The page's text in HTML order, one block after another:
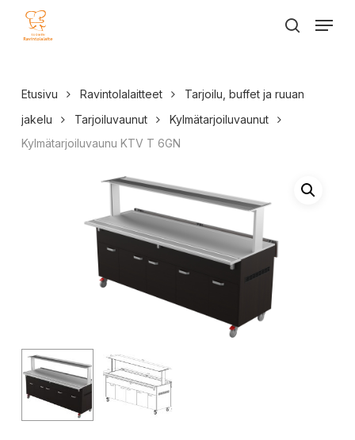
search
Menu
Etusivu Ravintolalaitteet
Tarjoilu, buffet ja ruuan
jakelu
Tarjoiluvaunut
Kylmätarjoiluvaunut
Kylmätarjoiluvaunu KTV T 6GN